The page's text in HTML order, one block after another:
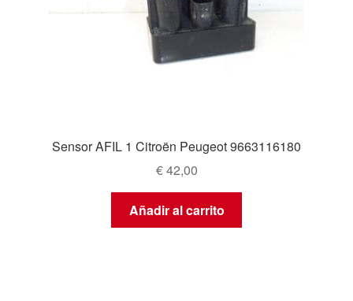
Sensor AFIL 1 Citroën Peugeot 9663116180
€42,00
Añadir al carrito